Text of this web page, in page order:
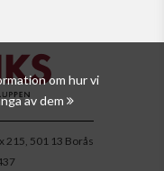
om hur vi
av dem
215, 501 13 Borås